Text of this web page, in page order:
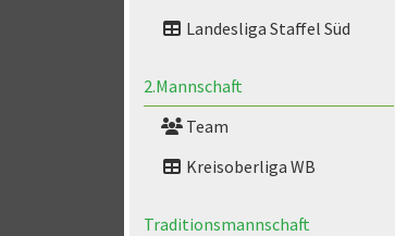
Landesliga Staffel Süd
2.Mannschaft
Team
Kreisoberliga WB
Traditionsmannschaft